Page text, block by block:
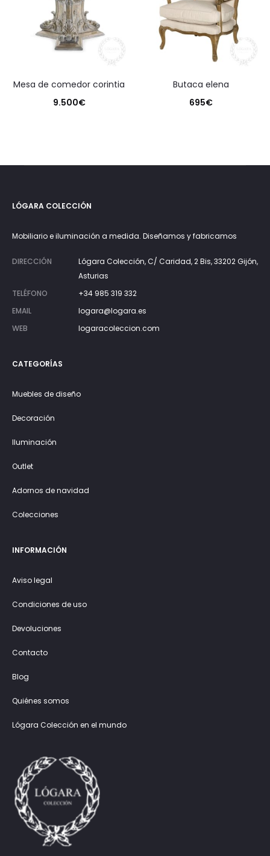
mesa de comedor corintia
9.500€
butaca elena
695€
LÓGARA COLECCIÓN
Mobiliario e iluminación a medida. Diseñamos y fabricamos
DIRECCIÓN
Lógara Colección, C/ Caridad, 2 Bis, 33202 Gijón,
Asturias
TELÉFONO
+34 985 319 332
EMAIL
logara@logara.es
WEB
logaracoleccion.com
CATEGORÍAS
Muebles de diseño
Decoración
Iluminación
Outlet
Adornos de navidad
Colecciones
INFORMACIÓN
Aviso legal
Condiciones de uso
Devoluciones
Contacto
Blog
Quiénes somos
Lógara Colección en el mundo